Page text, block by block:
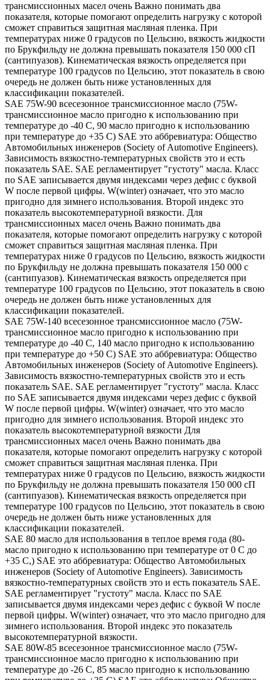
трансмиссионных масел очень Важно понимать два
показателя, которые помогают определить нагрузку с которой
сможет справиться защитная масляная пленка. При
температурах ниже 0 градусов по Цельсию, вязкость жидкости
по Брукфильду не должна превышать показателя 150 000 сП
(сантипуазов). Кинематическая вязкость определяется при
температуре 100 градусов по Цельсию, этот показатель в свою
очередь не должен быть ниже установленных для
классификации показателей.
SAE 75W-90 всесезонное трансмиссионное масло (75W-
трансмиссионное масло пригодно к использованию при
температуре до -40 С, 90 масло пригодно к использованию
при температуре до +35 С) SAE это аббревиатура: Общество
Автомобильных инженеров (Society of Automotive Engineers).
Зависимость вязкостно-температурных свойств это и есть
показатель SAE. SAE регламентирует "густоту" масла. Класс
по SAE записывается двумя индексами через дефис с буквой
W после первой цифры. W(winter) означает, что это масло
пригодно для зимнего использования. Второй индекс это
показатель высокотемпературной вязкости. Для
трансмиссионных масел очень Важно понимать два
показателя, которые помогают определить нагрузку с которой
сможет справиться защитная масляная пленка. При
температурах ниже 0 градусов по Цельсию, вязкость жидкости
по Брукфильду не должна превышать показателя 150 000 с
(сантипуазов). Кинематическая вязкость определяется при
температуре 100 градусов по Цельсию, этот показатель в свою
очередь не должен быть ниже установленных для
классификации показателей.
SAE 75W-140 всесезонное трансмиссионное масло (75W-
трансмиссионное масло пригодно к использованию при
температуре до -40 С, 140 масло пригодно к использованию
при температуре до +50 С) SAE это аббревиатура: Общество
Автомобильных инженеров (Society of Automotive Engineers).
Зависимость вязкостно-температурных свойств это и есть
показатель SAE. SAE регламентирует "густоту" масла. Класс
по SAE записывается двумя индексами через дефис с буквой
W после первой цифры. W(winter) означает, что это масло
пригодно для зимнего использования. Второй индекс это
показатель высокотемпературной вязкости Для
трансмиссионных масел очень Важно понимать два
показателя, которые помогают определить нагрузку с которой
сможет справиться защитная масляная пленка. При
температурах ниже 0 градусов по Цельсию, вязкость жидкости
по Брукфильду не должна превышать показателя 150 000 сП
(сантипуазов). Кинематическая вязкость определяется при
температуре 100 градусов по Цельсию, этот показатель в свою
очередь не должен быть ниже установленных для
классификации показателей.
SAE 80 масло для использования в теплое время года (80-
масло пригодно к использованию при температуре от 0 С до
+35 С,) SAE это аббревиатура: Общество Автомобильных
инженеров (Society of Automotive Engineers). Зависимость
вязкостно-температурных свойств это и есть показатель SAE.
SAE регламентирует "густоту" масла. Класс по SAE
записывается двумя индексами через дефис с буквой W после
первой цифры. W(winter) означает, что это масло пригодно для
зимнего использования. Второй индекс это показатель
высокотемпературной вязкости.
SAE 80W-85 всесезонное трансмиссионное масло (75W-
трансмиссионное масло пригодно к использованию при
температуре до -26 С, 85 масло пригодно к использованию